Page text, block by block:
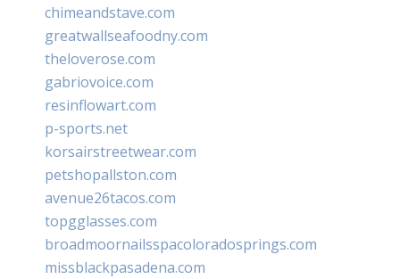
chimeandstave.com
greatwallseafoodny.com
theloverose.com
gabriovoice.com
resinflowart.com
p-sports.net
korsairstreetwear.com
petshopallston.com
avenue26tacos.com
topgglasses.com
broadmoornailsspacoloradosprings.com
missblackpasadena.com